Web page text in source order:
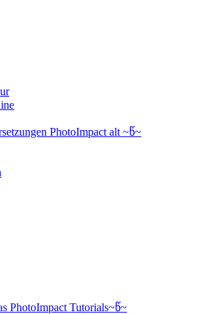
PhotoImpact alt ~წ~
PhotoImpact Tutorials~წ~